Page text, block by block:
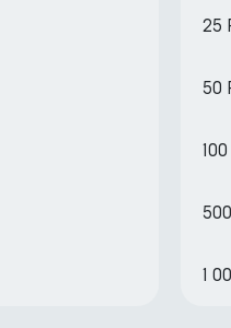
25
50
1